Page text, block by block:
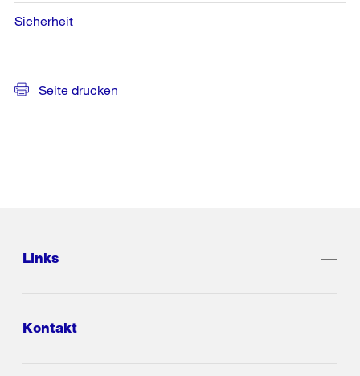
Sicherheit
Seite drucken
Links
Kontakt